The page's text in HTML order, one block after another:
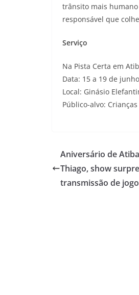
trânsito mais
responsável que
Serviço
Na Pista Certa em
Data: 15 a 19 de
Local: Ginásio
Público-alvo:
Aniversário de
Thiago, show
transmissão de